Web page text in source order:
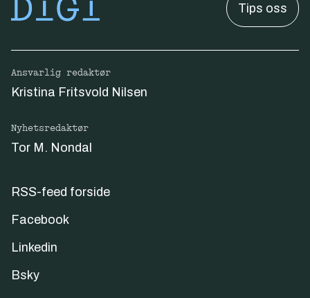
Tips oss
Ansvarlig redaktør
Kristina Fritsvold Nilsen
Nyhetsredaktør
Tor M. Nondal
RSS-feed forside
Facebook
Linkedin
Bsky